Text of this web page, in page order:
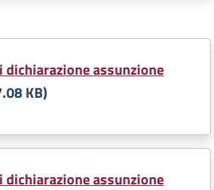
dichiarazione assunzione
KB)
dichiarazione assunzione